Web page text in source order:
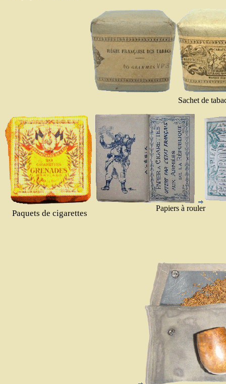
Sachet de
Paquets de cigarettes
Papiers à rouler